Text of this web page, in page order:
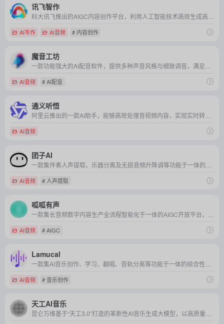
讯飞智作
AI写作 AI音频 # 内容创作
魔音工坊
AI音频 # AI配音
通义听悟
AI音频
团子AI
AI音频 # 人声提取
呱呱有声
AI音频 # AIGC
Lamucal
AI音频 # 音乐创作
天工AI音乐